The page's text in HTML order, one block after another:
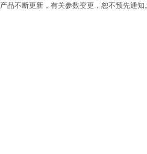
产品不断更新，有关参数变更，恕不预先通知